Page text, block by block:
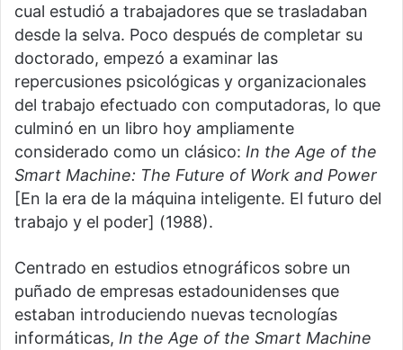
cual estudió a trabajadores que se trasladaban
desde la selva. Poco después de completar su
doctorado, empezó a examinar las
repercusiones psicológicas y organizacionales
del trabajo efectuado con computadoras, lo que
culminó en un libro hoy ampliamente
considerado como un clásico: In the Age of the
Smart Machine: The Future of Work and Power
[En la era de la máquina inteligente. El futuro del
trabajo y el poder] (1988).
Centrado en estudios etnográficos sobre un
puñado de empresas estadounidenses que
estaban introduciendo nuevas tecnologías
informáticas, In the Age of the Smart Machine